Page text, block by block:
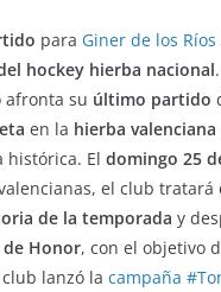
para Giner de los Ríos
hockey hierba nacional
afronta su último partido
en la hierba valenciana
histórica. El domingo 25
el club tratará
de la temporada y
de Honor, con el objetivo
lanzó la campaña